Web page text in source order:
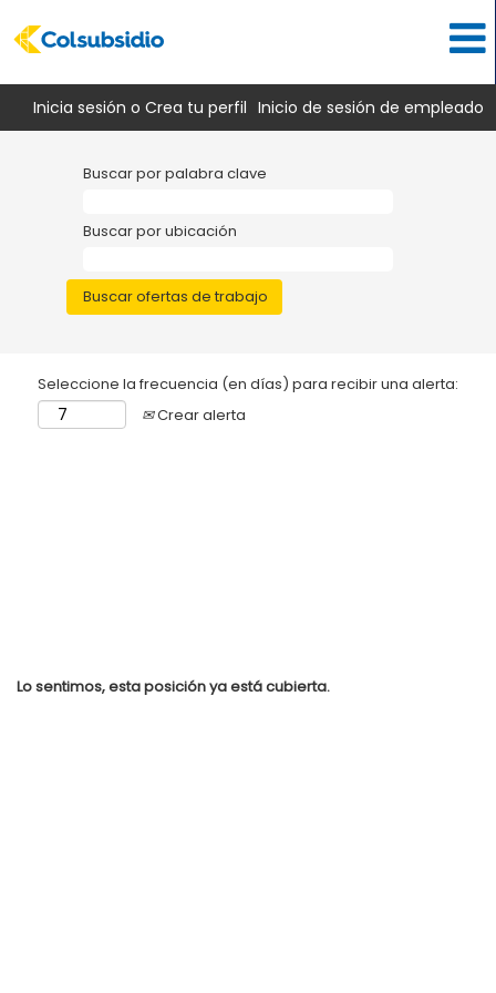
Inicia sesión o Crea tu perfil Inicio de sesión de empleado
Buscar por palabra clave
Buscar por ubicación
Seleccione la frecuencia (en días) para recibir una alerta:
Crear alerta
Lo sentimos, esta posición ya está cubierta.